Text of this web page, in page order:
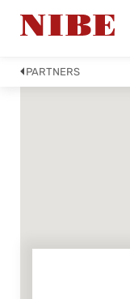
PARTNERS